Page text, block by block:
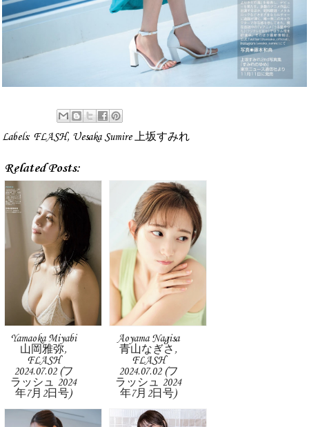
Labels: FLASH, Uesaka Sumire 上坂すみれ
Related Posts:
Yamaoka Miyabi
山岡雅弥,
FLASH
2024.07.02 (フ
ラッシュ 2024
年7月2日号)
Aoyama Nagisa
青山なぎさ,
FLASH
2024.07.02 (フ
ラッシュ 2024
年7月2日号)